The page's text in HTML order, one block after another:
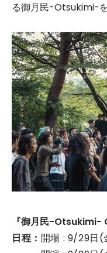
る御月民-Otsukimi-を
『御月民-Otsukimi-
日程： 開場 : 9/29日(